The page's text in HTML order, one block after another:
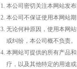
1. 本公司密切关注本网站发
2. 本公司不保证使用本网站
3. 无论何种原因，使用本网
或纠纷，本公司概不负责。
4. 本网站可提供的所有产品
疗，以及其他特定的用途